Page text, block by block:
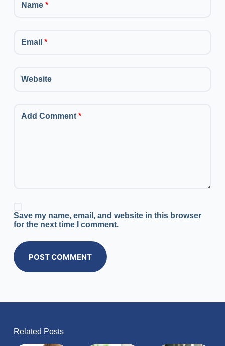
Name*
Email *
Website
Add Comment*
Save my name, email, and website in this browser
for the next time I comment.
POST COMMENT
Related Posts